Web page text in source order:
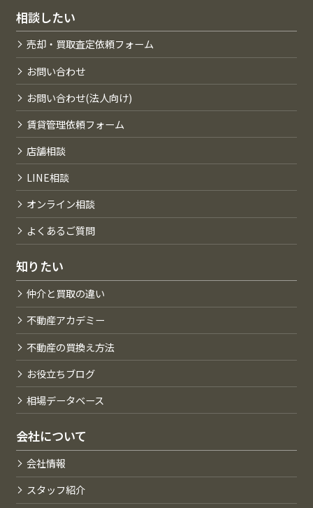
相談したい
売却・買取査定依頼フォーム
お問い合わせ
お問い合わせ(法人向け)
賃貸管理依頼フォーム
店舗相談
LINE相談
オンライン相談
よくあるご質問
知りたい
仲介と買取の違い
不動産アカデミー
不動産の買換え方法
お役立ちブログ
相場データベース
会社について
会社情報
スタッフ紹介